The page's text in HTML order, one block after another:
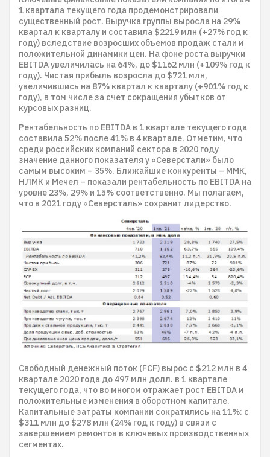
1 квартала текущего года продемонстрировали
существенный рост. Выручка группы выросла на 29%
квартал к кварталу и составила $2219 млн (+27% год к
году) вследствие возросших объемов продаж стали и
положительной динамики цен. На фоне роста выручки
EBITDA увеличилась на 64%, до $1162 млн (+109% год к
году). Чистая прибыль возросла до $721 млн,
увеличившись на 87% квартал к кварталу (+901% год к
году), в том числе за счет сокращения убытков от
курсовых разниц.
Рентабельность по EBITDA в 1 квартале текущего года
составила 52% после 41% в 4 квартале. Отметим, что
среди российских компаний сектора в 2020 году
значение данного показателя у «Северстали» было
самым высоким – 35%. Ближайшие конкуренты – ММК,
НЛМК и Мечел – показали рентабельность по EBITDA на
уровне 23%, 29% и 15% соответственно. Мы полагаем,
что в 2021 году «Северсталь» сохранит лидерство.
Свободный денежный поток (FCF) вырос с $212 млн в 4
квартале 2020 года до 497 млн долл. в 1 квартале
текущего года, что во многом отражает рост EBITDA и
положительные изменения в оборотном капитале.
Капитальные затраты компании сократились на 11%: с
$311 млн до $278 млн (24% год к году) в связи с
завершением ремонтов в ключевых производственных
сегментах.